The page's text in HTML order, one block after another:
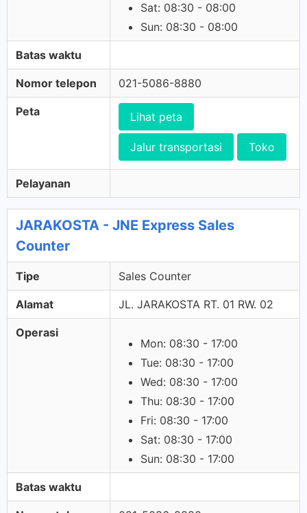
Sat: 08:30 - 08:00
Sun: 08:30 - 08:00
Batas waktu
Nomor telepon 021-5086-8880
Peta Lihat peta
Jalur transportasi Toko
Pelayanan
JARAKOSTA - JNE Express Sales
Counter
Tipe Sales Counter
Alamat JL. JARAKOSTA RT. 01 RW. 02
Operasi
Mon: 08:30 - 17:00
Tue: 08:30 - 17:00
Wed: 08:30 - 17:00
Thu: 08:30 - 17:00
Fri: 08:30 - 17:00
Sat: 08:30 - 17:00
Sun: 08:30 - 17:00
Batas waktu